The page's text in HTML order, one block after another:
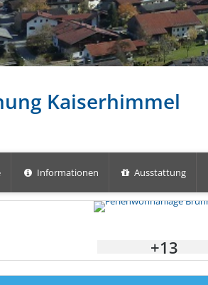
Kaiserhimmel
Informationen Ausstattung
+13